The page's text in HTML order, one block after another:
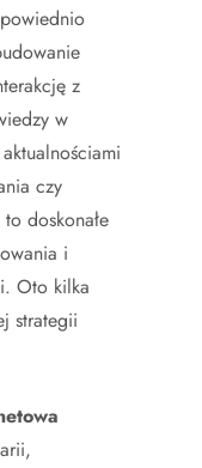
z
w
czy
doskonałe
i
Oto kilka
strategii